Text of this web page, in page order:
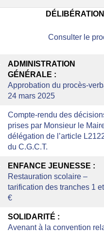
Consulter le
ADMINISTRATION
GÉNÉRALE :
Approbation du procès-
24 mars 2025
Compte-rendu des
prises par Monsieur le
délégation de l’article
du C.G.C.T.
ENFANCE JEUNESSE :
Restauration scolaire –
tarification des tranches 1
€
SOLIDARITÉ :
Avenant à la convention